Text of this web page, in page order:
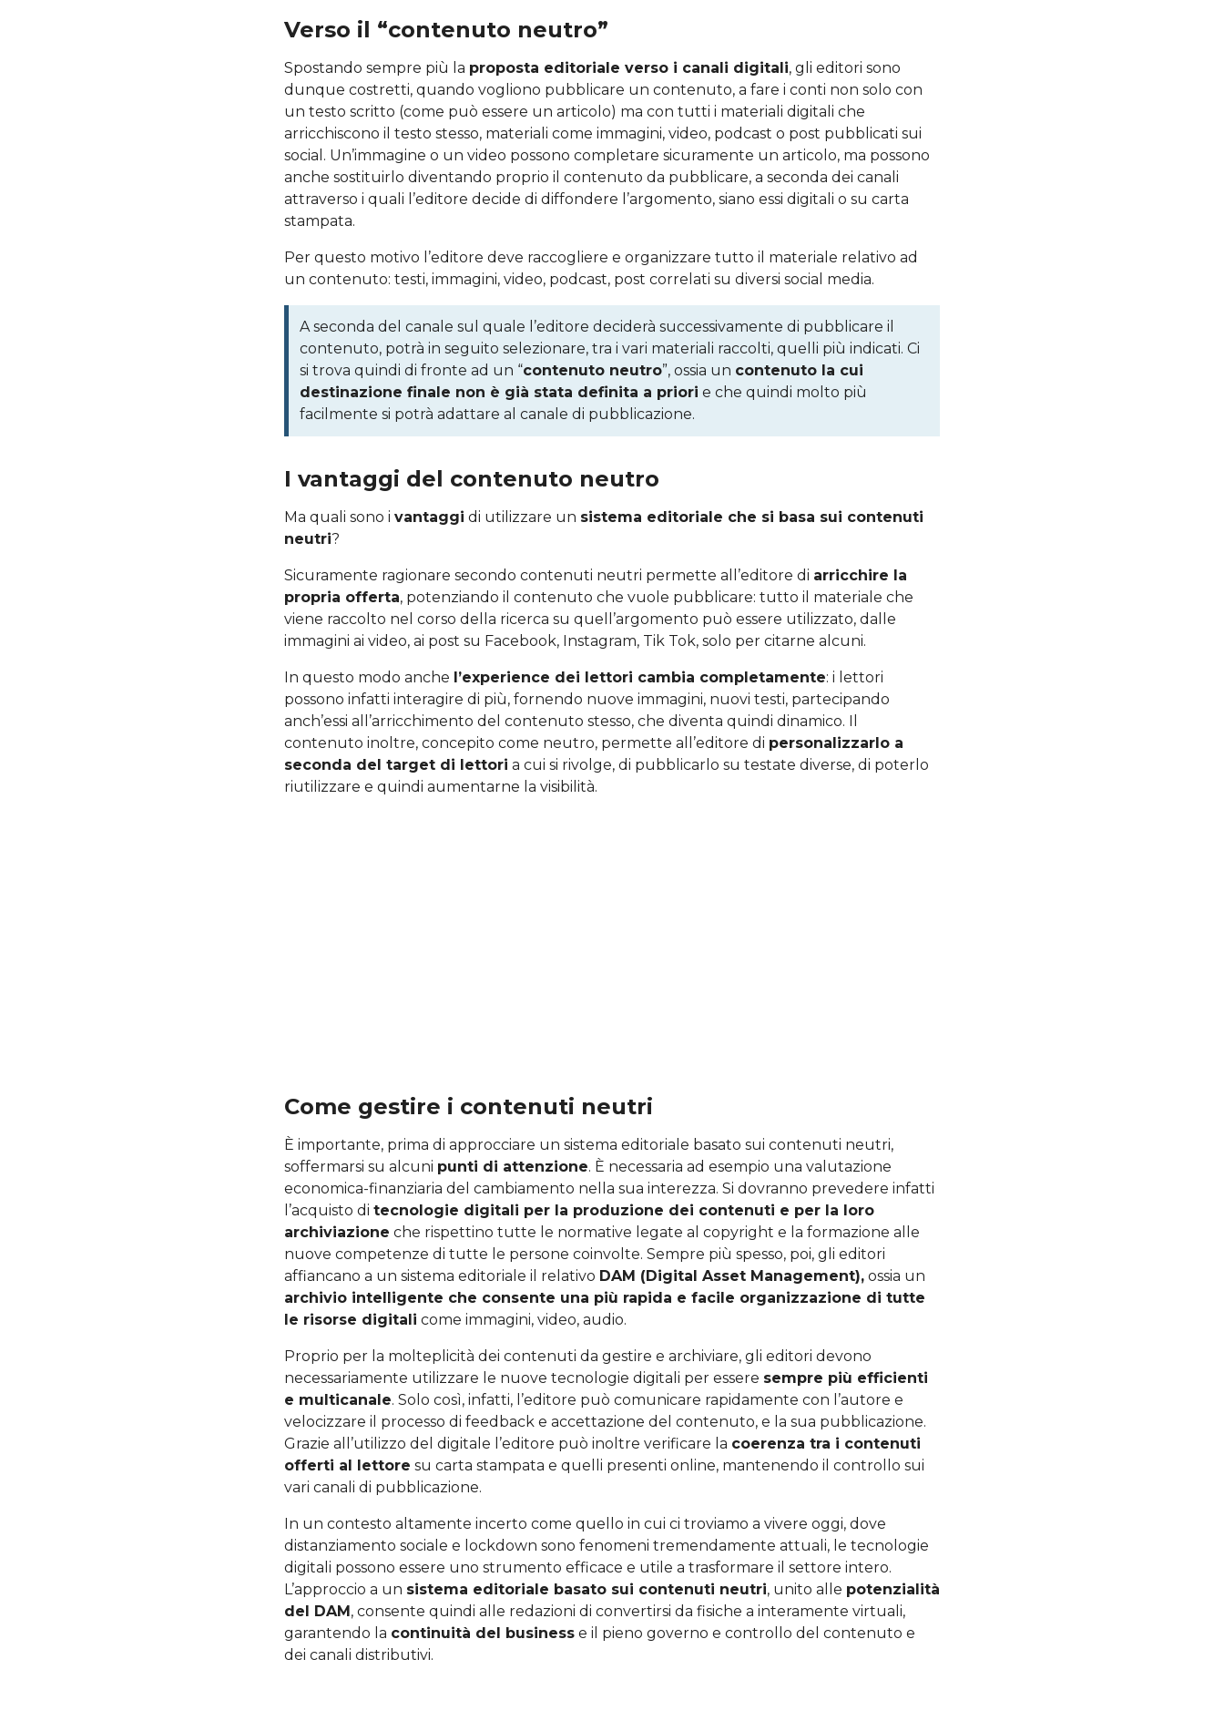
Verso il “contenuto neutro”
Spostando sempre più la proposta editoriale verso i canali digitali, gli editori sono
dunque costretti, quando vogliono pubblicare un contenuto, a fare i conti non solo con
un testo scritto (come può essere un articolo) ma con tutti i materiali digitali che
arricchiscono il testo stesso, materiali come immagini, video, podcast o post pubblicati sui
social. Un’immagine o un video possono completare sicuramente un articolo, ma possono
anche sostituirlo diventando proprio il contenuto da pubblicare, a seconda dei canali
attraverso i quali l’editore decide di diffondere l’argomento, siano essi digitali o su carta
stampata.
Per questo motivo l’editore deve raccogliere e organizzare tutto il materiale relativo ad
un contenuto: testi, immagini, video, podcast, post correlati su diversi social media.
A seconda del canale sul quale l’editore deciderà successivamente di pubblicare il
contenuto, potrà in seguito selezionare, tra i vari materiali raccolti, quelli più indicati. Ci
si trova quindi di fronte ad un “contenuto neutro”, ossia un contenuto la cui
destinazione finale non è già stata definita a priori e che quindi molto più
facilmente si potrà adattare al canale di pubblicazione.
I vantaggi del contenuto neutro
Ma quali sono i vantaggi di utilizzare un sistema editoriale che si basa sui contenuti
neutri?
Sicuramente ragionare secondo contenuti neutri permette all’editore di arricchire la
propria offerta, potenziando il contenuto che vuole pubblicare: tutto il materiale che
viene raccolto nel corso della ricerca su quell’argomento può essere utilizzato, dalle
immagini ai video, ai post su Facebook, Instagram, Tik Tok, solo per citarne alcuni.
In questo modo anche l’experience dei lettori cambia completamente: i lettori
possono infatti interagire di più, fornendo nuove immagini, nuovi testi, partecipando
anch’essi all’arricchimento del contenuto stesso, che diventa quindi dinamico. Il
contenuto inoltre, concepito come neutro, permette all’editore di personalizzarlo a
seconda del target di lettori a cui si rivolge, di pubblicarlo su testate diverse, di poterlo
riutilizzare e quindi aumentarne la visibilità.
Come gestire i contenuti neutri
È importante, prima di approcciare un sistema editoriale basato sui contenuti neutri,
soffermarsi su alcuni punti di attenzione. È necessaria ad esempio una valutazione
economica-finanziaria del cambiamento nella sua interezza. Si dovranno prevedere infatti
l’acquisto di tecnologie digitali per la produzione dei contenuti e per la loro
archiviazione che rispettino tutte le normative legate al copyright e la formazione alle
nuove competenze di tutte le persone coinvolte. Sempre più spesso, poi, gli editori
affiancano a un sistema editoriale il relativo DAM (Digital Asset Management), ossia un
archivio intelligente che consente una più rapida e facile organizzazione di tutte
le risorse digitali come immagini, video, audio.
Proprio per la molteplicità dei contenuti da gestire e archiviare, gli editori devono
necessariamente utilizzare le nuove tecnologie digitali per essere sempre più efficienti
e multicanale. Solo così, infatti, l’editore può comunicare rapidamente con l’autore e
velocizzare il processo di feedback e accettazione del contenuto, e la sua pubblicazione.
Grazie all’utilizzo del digitale l’editore può inoltre verificare la coerenza tra i contenuti
offerti al lettore su carta stampata e quelli presenti online, mantenendo il controllo sui
vari canali di pubblicazione.
In un contesto altamente incerto come quello in cui ci troviamo a vivere oggi, dove
distanziamento sociale e lockdown sono fenomeni tremendamente attuali, le tecnologie
digitali possono essere uno strumento efficace e utile a trasformare il settore intero.
L’approccio a un sistema editoriale basato sui contenuti neutri, unito alle potenzialità
del DAM, consente quindi alle redazioni di convertirsi da fisiche a interamente virtuali,
garantendo la continuità del business e il pieno governo e controllo del contenuto e
dei canali distributivi.